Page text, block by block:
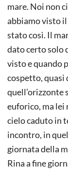
mare. Noi non
abbiamo visto
stato così. Il
dato certo solo
visto e quando
cospetto, quasi
quell’orizzonte
euforico, ma lei
cielo caduto in
incontro, in
giornata della
Rina a fine